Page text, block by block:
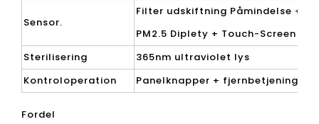
Sensor.
Filter udskiftning Påmindelse +
PM2.5 Diplety + Touch-Screen
Sterilisering
365nm ultraviolet lys
Kontroloperation
Panelknapper + fjernbetjening
Fordel